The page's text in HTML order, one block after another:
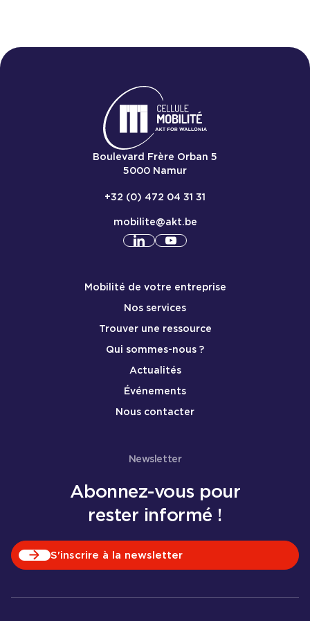
Boulevard Frère Orban 5
5000 Namur
+32 (0) 472 04 31 31
mobilite@akt.be
Consulter notre profil
Consulter notre profil
Menu de pied de page mobileMobilité de votre entreprise
Nos services
Trouver une ressource
Qui sommes-nous ?
Actualités
Événements
Nous contacter
Newsletter
Abonnez-vous pour
rester informé !
S'inscrire à la newsletter